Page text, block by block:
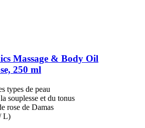
Massage & Body Oil
250 ml
types de peau
souplesse et du tonus
rose de Damas
L)